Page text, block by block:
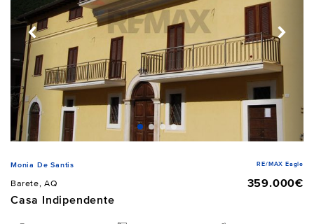
Monia De Santis RE/MAX Eagle
Barete, AQ
359.000€
Casa Indipendente